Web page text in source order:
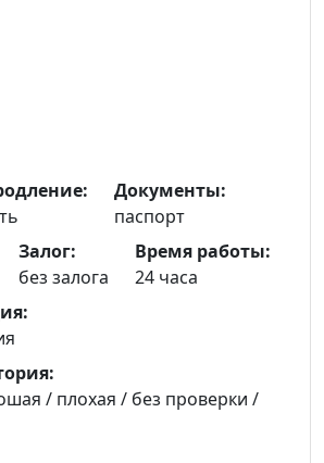
Документы:
паспорт
Залог:
без залога
Время работы:
24 часа
/ плохая / без проверки /